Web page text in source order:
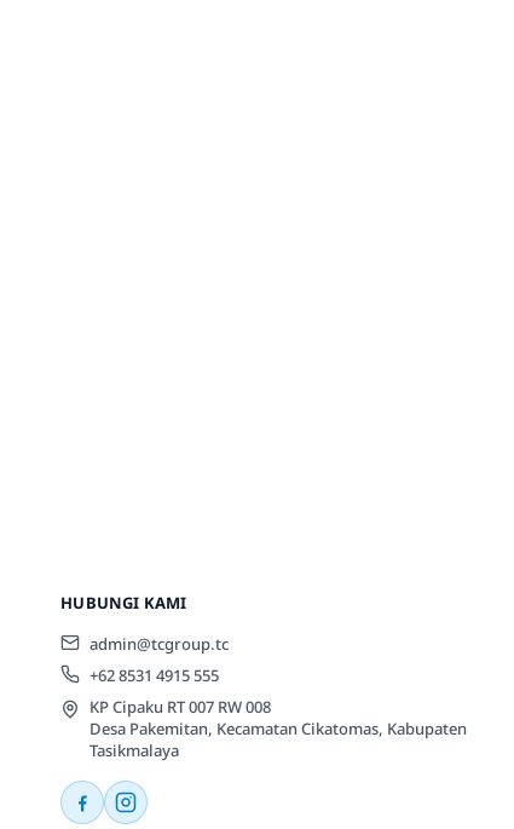
HUBUNGI KAMI
admin@tcgroup.tc
+62 8531 4915 555
KP Cipaku RT 007 RW 008
Desa Pakemitan, Kecamatan Cikatomas, Kabupaten
Tasikmalaya